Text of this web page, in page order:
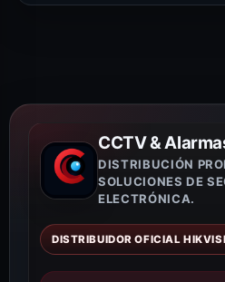
CCTV &
DISTRIBUCIÓN
SOLUCIONES DE
ELECTRÓNICA.
DISTRIBUIDOR OFICIAL